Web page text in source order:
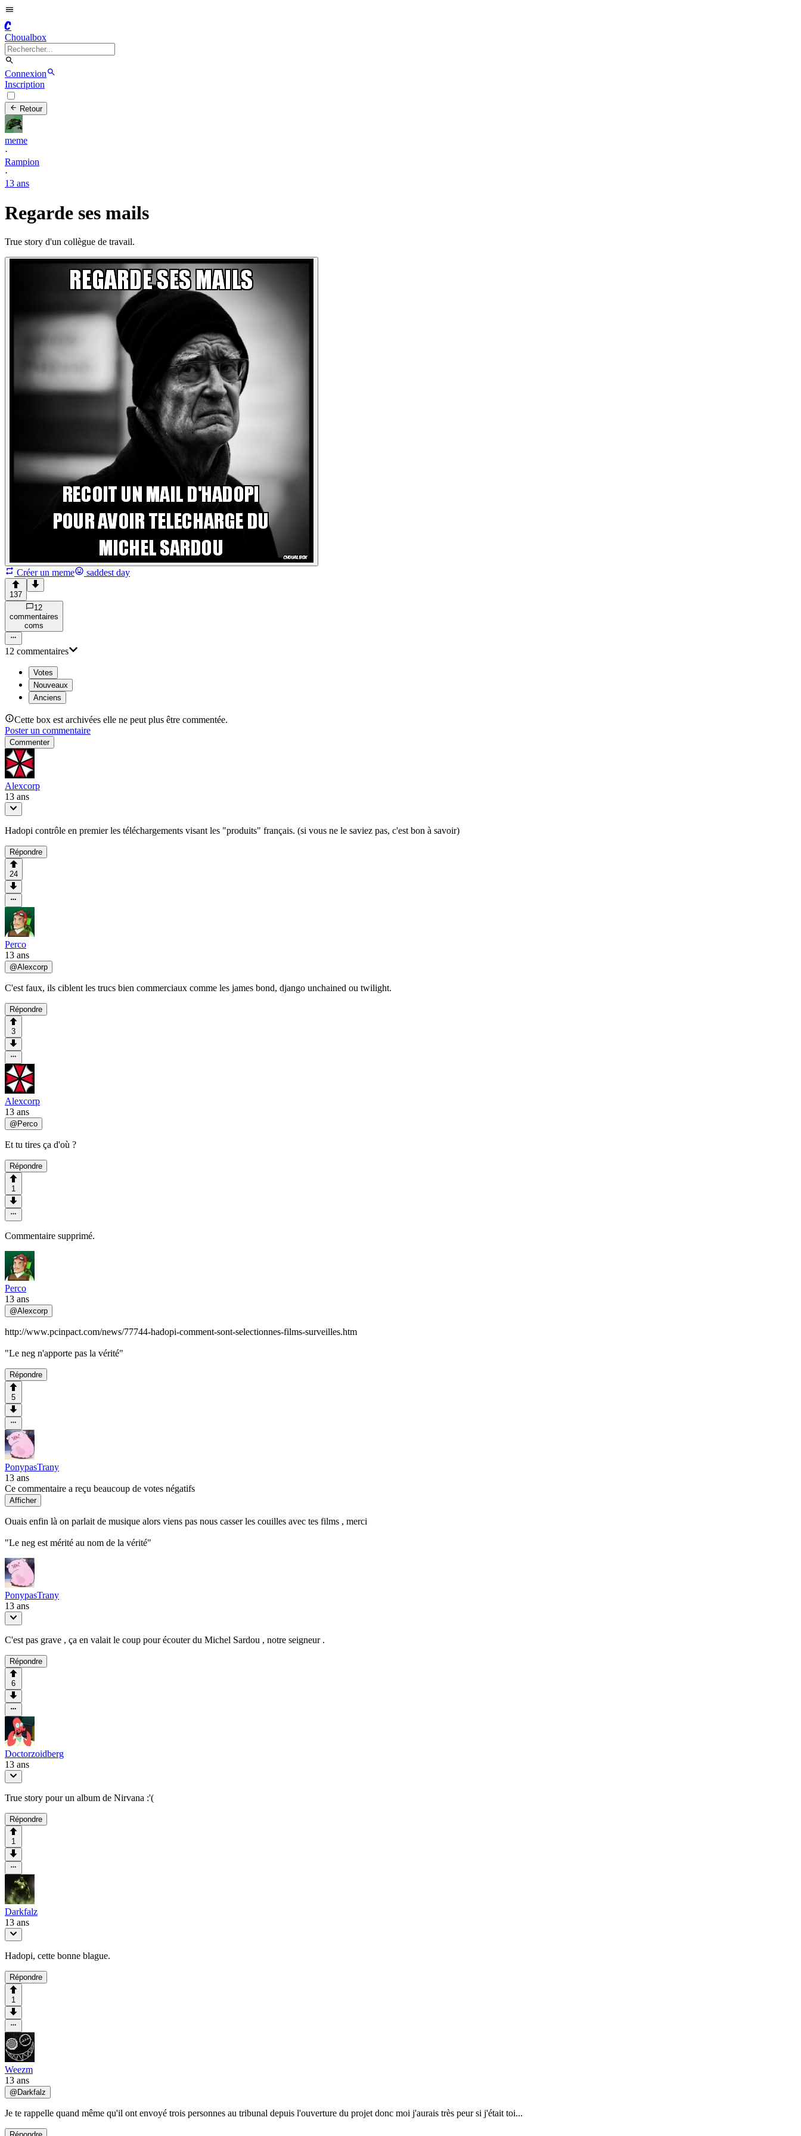
C
Choualbox
Connexion
Inscription
Retour
meme
·
Rampion
·
13 ans
Regarde ses mails
True story d'un collègue de travail.
Créer un meme saddest day
137
12
commentaires
coms
12 commentaires
Votes
Nouveaux
Anciens
Cette box est archivées elle ne peut plus être commentée.
Poster un commentaire
Commenter
Alexcorp
13 ans
Hadopi contrôle en premier les téléchargements visant les "produits" français. (si vous ne le saviez pas, c'est bon à savoir)
Répondre
24
Perco
13 ans
@Alexcorp
C'est faux, ils ciblent les trucs bien commerciaux comme les james bond, django unchained ou twilight.
Répondre
3
Alexcorp
13 ans
@ Perco
Et tu tires ça d'où ?
Répondre
1
Commentaire supprimé.
Perco
13 ans
@Alexcorp
http://www.pcinpact.com/news/77744-hadopi-comment-sont-selectionnes-films-surveilles.htm
"Le neg n'apporte pas la vérité"
Répondre
5
PonypasTrany
13 ans
Ce commentaire a reçu beaucoup de votes négatifs
Afficher
Ouais enfin là on parlait de musique alors viens pas nous casser les couilles avec tes films , merci
"Le neg est mérité au nom de la vérité"
PonypasTrany
13 ans
C'est pas grave , ça en valait le coup pour écouter du Michel Sardou , notre seigneur .
Répondre
6
Doctorzoidberg
13 ans
True story pour un album de Nirvana :'(
Répondre
1
Darkfalz
13 ans
Hadopi, cette bonne blague.
Répondre
1
Weezm
13 ans
@ Darkfalz
Je te rappelle quand même qu'il ont envoyé trois personnes au tribunal depuis l'ouverture du projet donc moi j'aurais très peur si j'était toi...